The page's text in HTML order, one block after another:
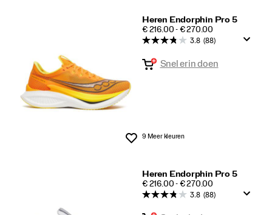
Heren Endorphin Pro 5
PRICE
€ 216.00 - € 270.00
Wenslijst
3.8 (88)
Snel erin doen
9 Meer kleuren
Heren Endorphin Pro 5
PRICE
€ 216.00 - € 270.00
3.8 (88)